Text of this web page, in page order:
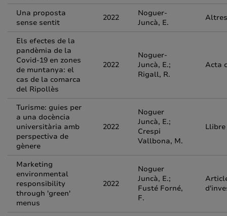
Una proposta
sense sentit
2022
Noguer-
Juncà, E.
Altres
Els efectes de la
pandèmia de la
Covid-19 en zones
de muntanya: el
cas de la comarca
del Ripollès
2022
Noguer-
Juncà, E.;
Rigall, R.
Acta
Turisme: guies per
a una docència
universitària amb
perspectiva de
gènere
2022
Noguer
Juncà, E.;
Crespi
Vallbona, M.
Marketing
environmental
responsibility
through 'green'
menus
2022
Noguer
Juncà, E.;
Fusté Forné,
F.